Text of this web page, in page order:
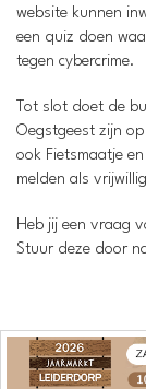
website kunnen
een quiz doen
tegen cybercrime.
Tot slot doet de
Oegstgeest zijn
ook Fietsmaatje
melden als
Heb jij een vraag
Stuur deze door